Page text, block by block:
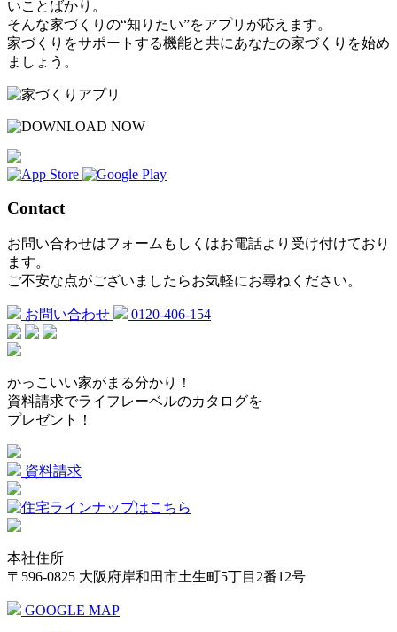
いことばかり。
そんな家づくりの“知りたい”をアプリが応えます。
家づくりをサポートする機能と共にあなたの家づくりを始め
ましょう。
Contact
お問い合わせはフォームもしくはお電話より受け付けており
ます。
ご不安な点がございましたらお気軽にお尋ねください。
お問い合わせ 0120-406-154
かっこいい家がまる分かり！
資料請求でライフレーベルのカタログを
プレゼント！
資料請求
本社住所
〒596-0825 大阪府岸和田市土生町5丁目2番12号
GOOGLE MAP